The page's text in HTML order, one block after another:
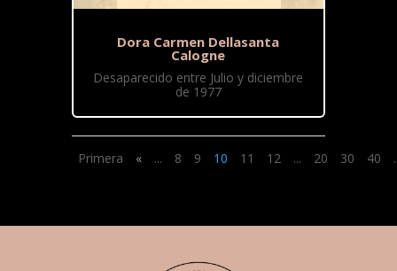
Dora Carmen Dellasanta
Calogne
Desaparecido entre Julio y diciembre
de 1977
Primera « ... 8 9 10 11 12 ... 20 30 40